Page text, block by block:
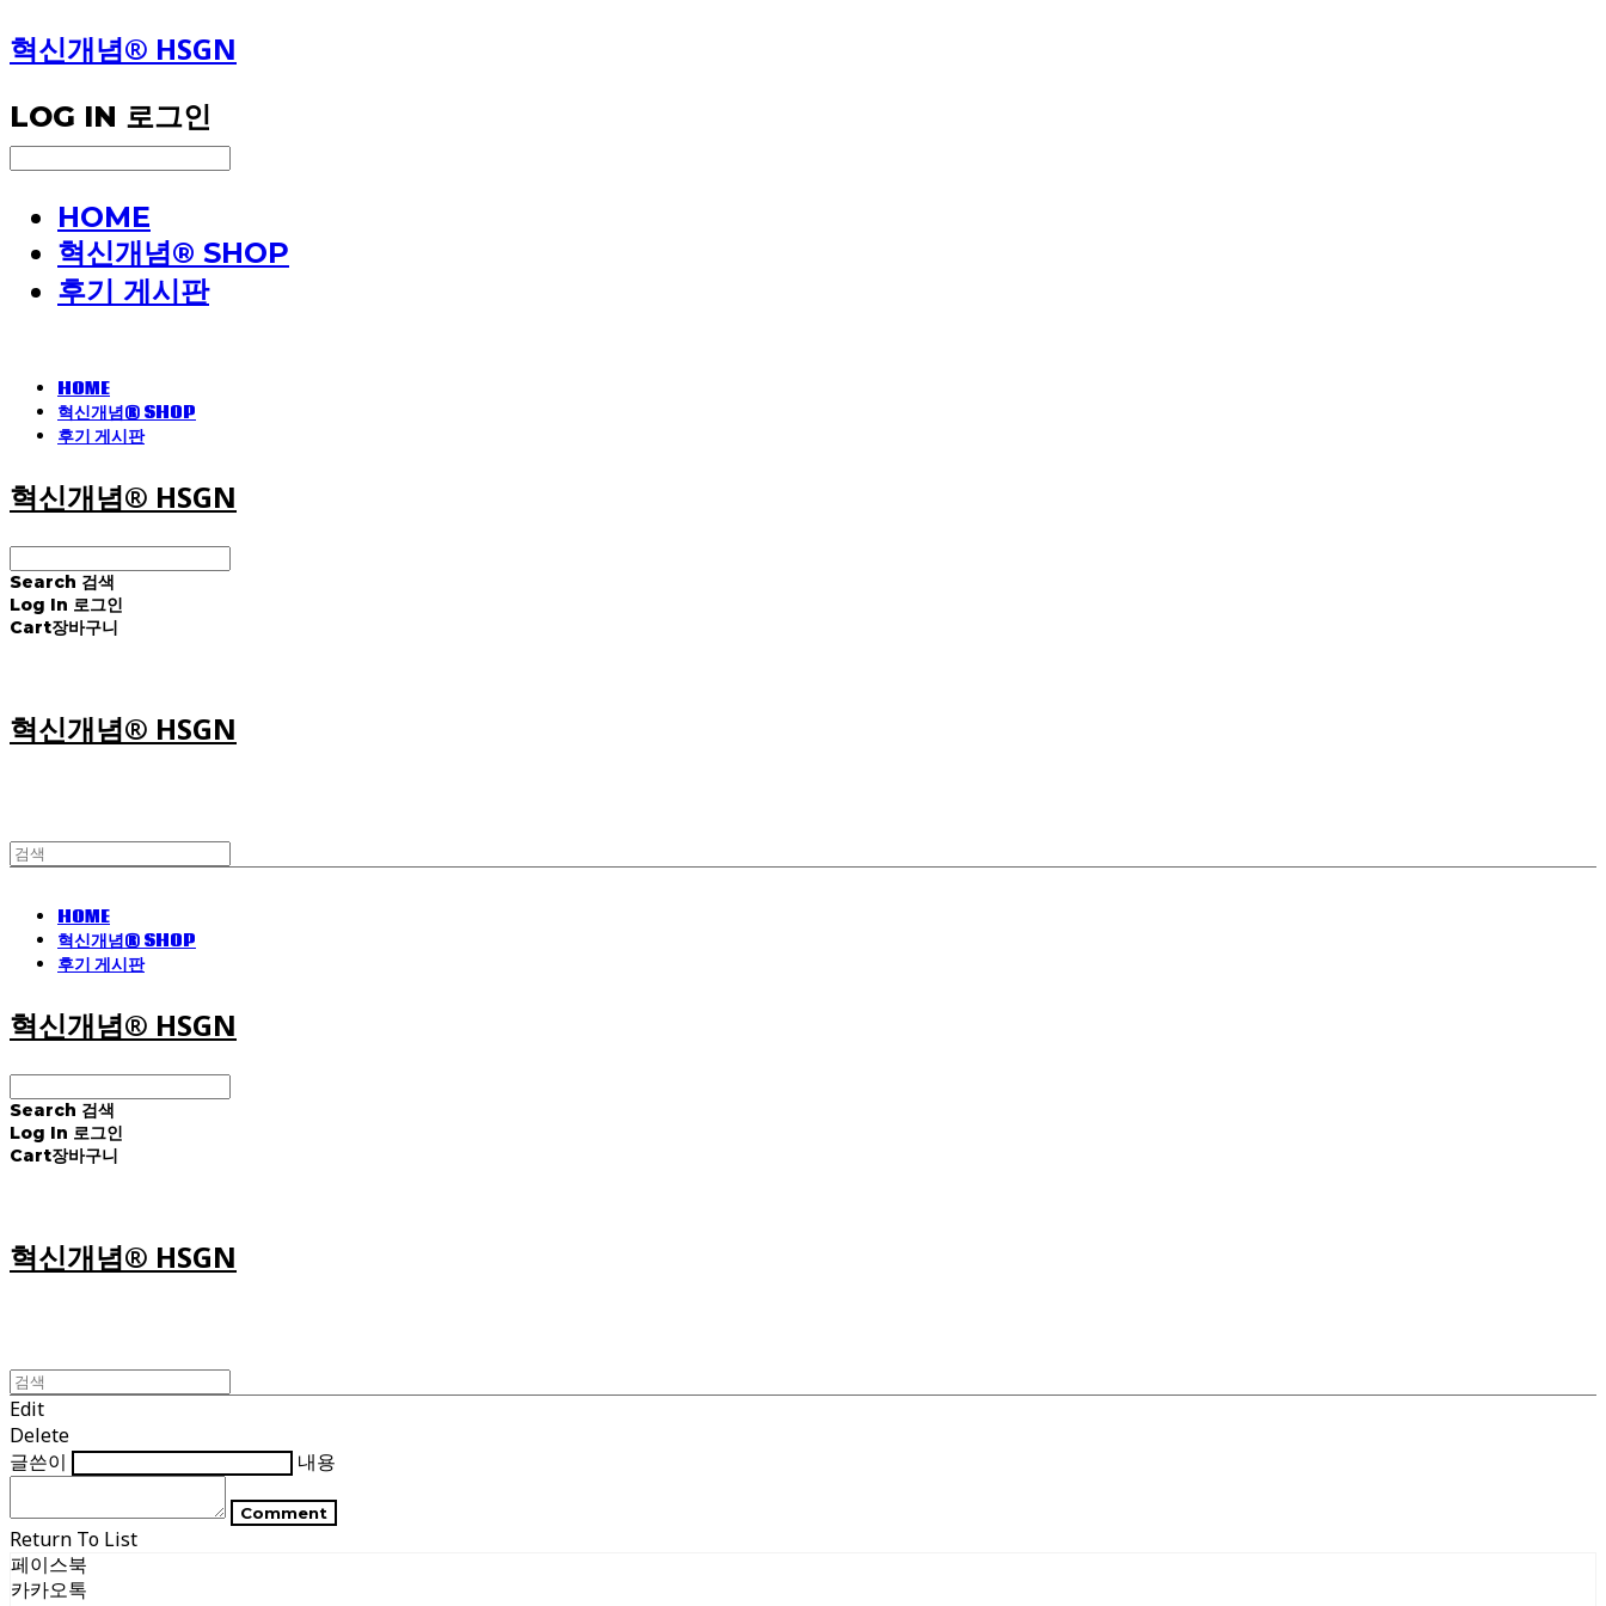
혁신개념® HSGN
LOG IN 로그인
HOME
혁신개념® SHOP
후기 게시판
HOME
혁신개념® SHOP
후기 게시판
혁신개념® HSGN
Search 검색
Log In 로그인
Cart장바구니
혁신개념® HSGN
HOME
혁신개념® SHOP
후기 게시판
혁신개념® HSGN
Search 검색
Log In 로그인
Cart장바구니
혁신개념® HSGN
Edit
Delete
글쓴이
내용
Comment
Return To List
페이스북
카카오톡